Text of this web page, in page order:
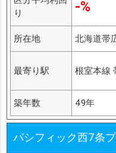
り
-%
所在地 北海道帯
最寄り駅 根室本線
築年数 49年
パシフィック西7条